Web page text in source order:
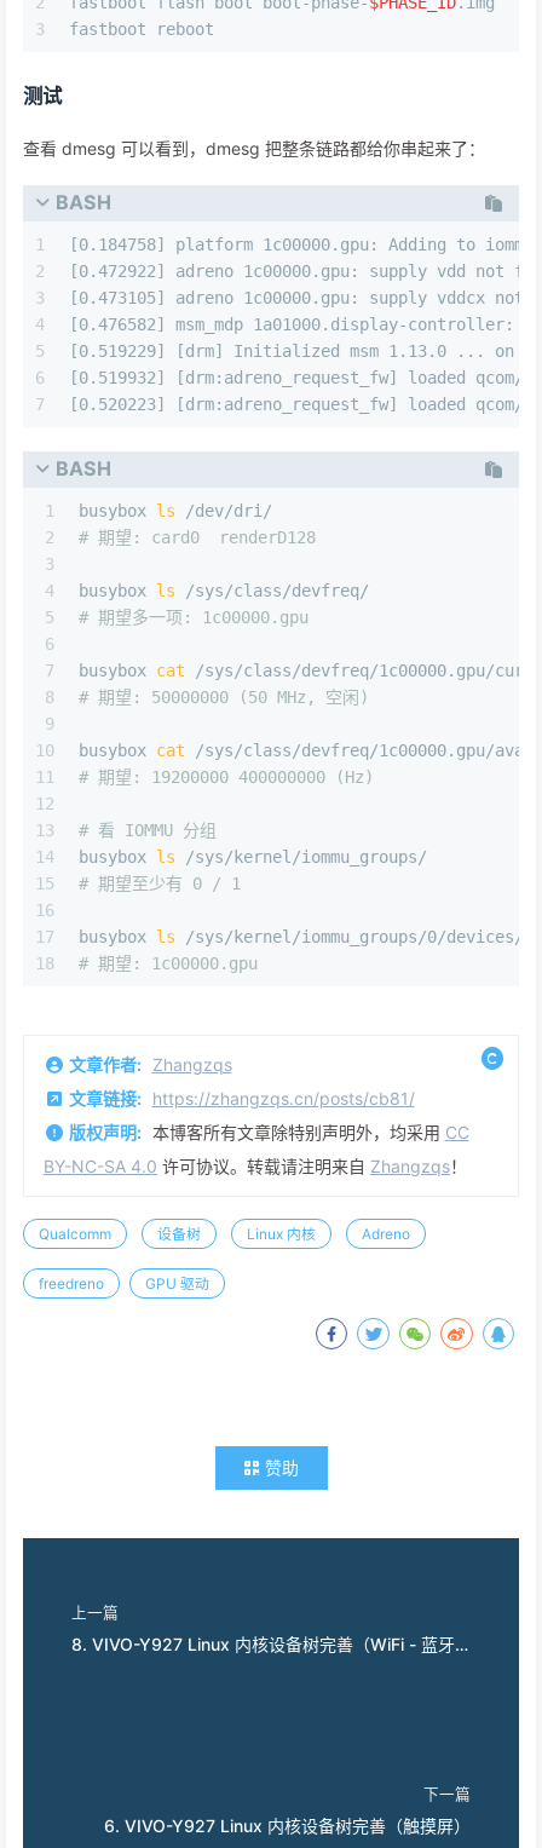
3
fastboot reboot
测试
查看 dmesg 可以看到，dmesg 把整条链路都给你串起来了：
BASH
1
2
3
4
5
6
7
[0.184758] platform 1c00000.gpu: Adding to
[0.472922] adreno 1c00000.gpu: supply vdd not
[0.473105] adreno 1c00000.gpu: supply vddcx not
[0.476582] msm_mdp 1a01000.display-controller:
[0.519229] [drm] Initialized msm 1.13.0 ... on
[0.519932] [drm:adreno_request_fw] loaded qcom/
[0.520223] [drm:adreno_request_fw] loaded
BASH
1
2
3
4
5
6
7
8
9
10
11
12
13
14
15
16
17
18
busybox ls /dev/dri/
# 期望: card0  renderD128
busybox ls /sys/class/devfreq/
# 期望多一项: 1c00000.gpu
busybox cat /sys/class/devfreq/1c00000.gpu/
# 期望: 50000000 (50 MHz, 空闲)
busybox cat /sys/class/devfreq/1c00000.gpu/
# 期望: 19200000 400000000 (Hz)
# 看 IOMMU 分组
busybox ls /sys/kernel/iommu_groups/
# 期望至少有 0 / 1
busybox ls /sys/kernel/iommu_groups/0/devices/
# 期望: 1c00000.gpu
文章作者: Zhangzqs
文章链接: https://zhangzqs.cn/posts/cb81/
版权声明: 本博客所有文章除特别声明外，均采用 CC
BY-NC-SA 4.0 许可协议。转载请注明来自 Zhangzqs！
Qualcomm 设备树 Linux 内核 Adreno
freedreno GPU 驱动
赞助
上一篇
8. VIVO-Y927 Linux 内核设备树完善（WiFi - 蓝牙）
下一篇
6. VIVO-Y927 Linux 内核设备树完善（触摸屏）